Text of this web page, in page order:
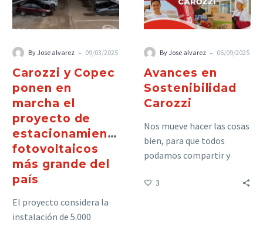
By Jose alvarez - 09/03/2025
Carozzi y Copec
ponen en
marcha el
proyecto de
estacionamientos
fotovoltaicos
más grande del
país
El proyecto considera la
instalación de 5.000
By Jose alvarez - 06/09/2025
Avances en
Sostenibilidad
Carozzi
Nos mueve hacer las cosas
bien, para que todos
podamos compartir y
entorno
3